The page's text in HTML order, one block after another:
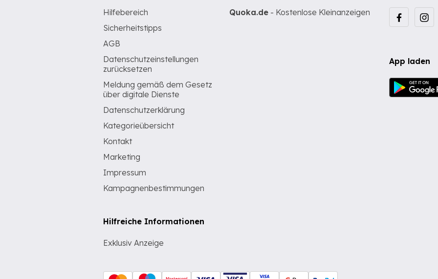
App laden
Hilfebereich
Sicherheitstipps
AGB
Datenschutzeinstellungen
zurücksetzen
Meldung gemäß dem Gesetz
über digitale Dienste
Datenschutzerklärung
Kategorieübersicht
Kontakt
Marketing
Impressum
Kampagnenbestimmungen
Hilfreiche Informationen
Exklusiv Anzeige
Quoka.de - Kostenlose Kleinanzeigen